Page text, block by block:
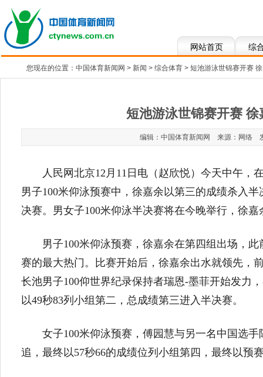
网站首页 综
您现在的位置： 中国体育新闻网 > 新闻 > 综合体育 > 短池游泳世锦赛开赛
短池游泳世锦赛开赛
编辑：中国体育新闻网 来源：网络
人民网北京12月11日电（赵欣悦）今天中午
男子100米仰泳预赛中，徐嘉余以第三的成绩杀入
决赛。男女子100米仰泳半决赛将在今晚举行，徐
男子100米仰泳预赛，徐嘉余在第四组出场，
赛的最大热门。比赛开始后，徐嘉余出水就领先，
长池男子100仰世界纪录保持者瑞恩-墨菲开始发力
以49秒83列小组第二，总成绩第三进入半决赛。
女子100米仰泳预赛，傅园慧与另一名中国选
追，最终以57秒66的成绩位列小组第四，最终以预